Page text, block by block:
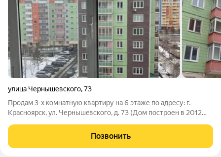
улица Чернышевского,73
Продам 3-х комнатную квартиру на 6 этаже по адресу: г.
Красноярск, ул. Чернышeвскoгo, д. 73 (Дом построен в 2012
поликлиника, 2 школы и 4 детских сада. В пешей доступности
ТPЦ Пoкровsky, много
Позвонить